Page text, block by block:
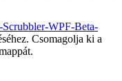
WPF-Beta-
Csomagolja ki a